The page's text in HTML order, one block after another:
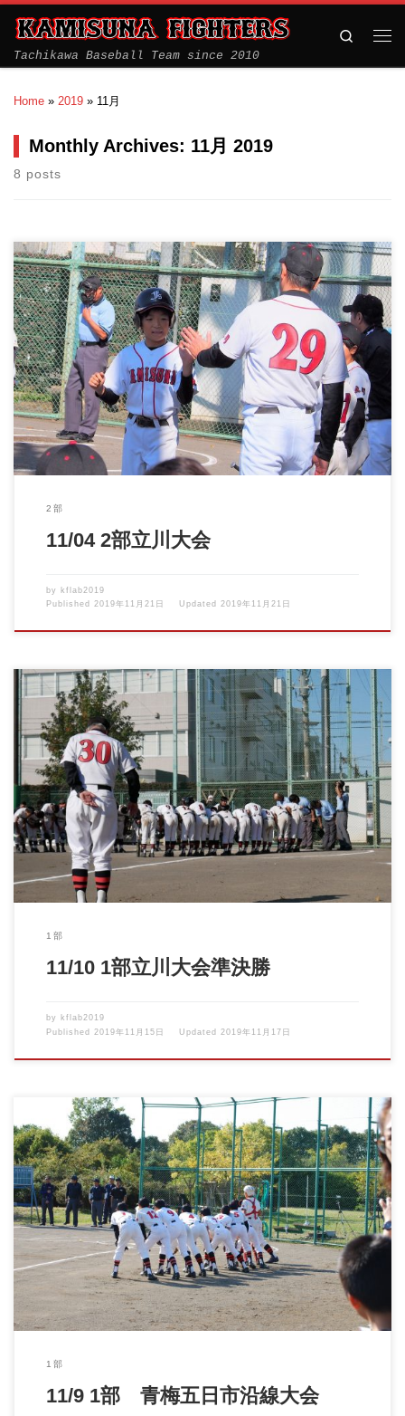
Tachikawa Baseball Team since 2010
Search
Home » 2019 » 11月
Monthly Archives: 11月 2019
8 posts
11月4日 立川大会 VSスネークス・フェニックス連合 ２部今期
最終戦 &nbs […]
2部
11/04 2部立川大会
by kflab2019
Published 2019年11月21日 Updated 2019年11月21日
2019年11月10日 立川大会準決勝 VS松中パワーズ 一回表から攻
められる展 […]
1部
11/10 1部立川大会準決勝
by kflab2019
Published
2019年11月15日 Updated 2019年11月17日
2019年11月9日 青梅五日市沿線大会 vs小作台少年野球場クラブ
[…]
1部
11/9 1部 青梅五日市沿線大会